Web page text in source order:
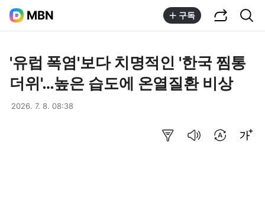
MBN 구독
'유럽 폭염'보다 치명적인 '한국 찜통
더위'…높은 습도에 온열질환 비상
2026. 7. 8. 08:38